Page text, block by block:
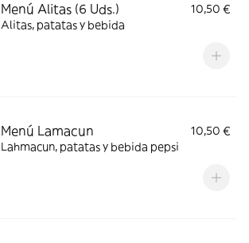
Menú Alitas (6 Uds.)
10,50 €
Alitas, patatas y bebida
Menú Lamacun
10,50 €
Lahmacun, patatas y bebida pepsi